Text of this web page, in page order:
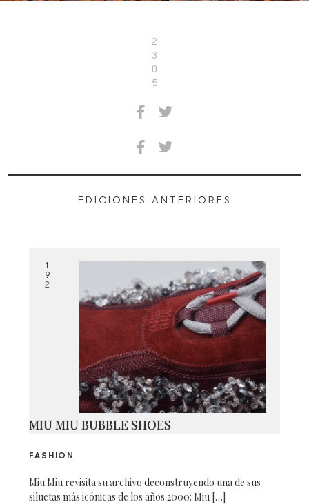
2
3
0
5
EDICIONES ANTERIORES
1
9
2
MIU MIU BUBBLE SHOES
FASHION
Miu Miu revisita su archivo deconstruyendo una de sus
siluetas más icónicas de los años 2000: Miu […]